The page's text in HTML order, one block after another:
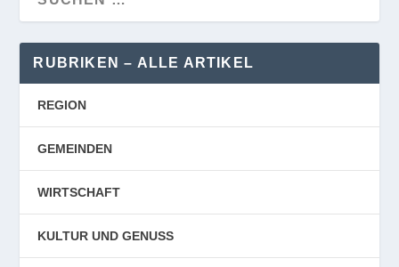
RUBRIKEN – ALLE ARTIKEL
REGION
GEMEINDEN
WIRTSCHAFT
KULTUR UND GENUSS